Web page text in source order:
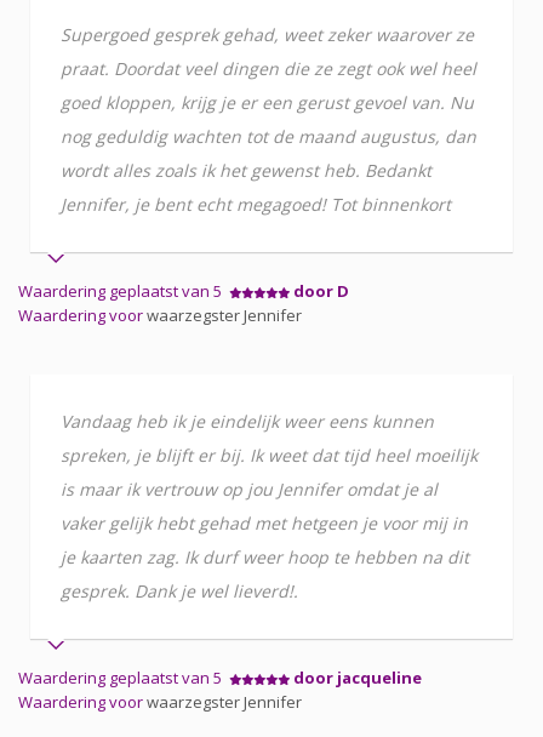
Supergoed gesprek gehad, weet zeker waarover ze
praat. Doordat veel dingen die ze zegt ook wel heel
goed kloppen, krijg je er een gerust gevoel van. Nu
nog geduldig wachten tot de maand augustus, dan
wordt alles zoals ik het gewenst heb. Bedankt
Jennifer, je bent echt megagoed! Tot binnenkort
Waardering geplaatst van 5
door D
Waardering voorwaarzegster Jennifer
Vandaag heb ik je eindelijk weer eens kunnen
spreken, je blijft er bij. Ik weet dat tijd heel moeilijk
is maar ik vertrouw op jou Jennifer omdat je al
vaker gelijk hebt gehad met hetgeen je voor mij in
je kaarten zag. Ik durf weer hoop te hebben na dit
gesprek. Dank je wel lieverd!.
Waardering geplaatst van 5
door jacqueline
Waardering voorwaarzegster Jennifer